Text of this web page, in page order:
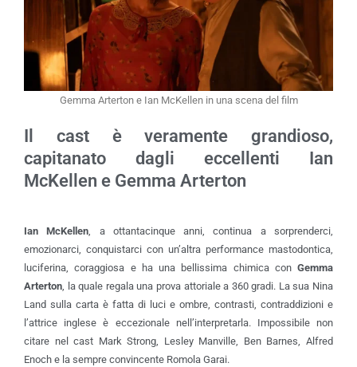
Gemma Arterton e Ian McKellen in una scena del film
Il cast è veramente grandioso,
capitanato dagli eccellenti Ian
McKellen e Gemma Arterton
Ian McKellen, a ottantacinque anni, continua a sorprenderci,
emozionarci, conquistarci con un’altra performance mastodontica,
luciferina, coraggiosa e ha una bellissima chimica con Gemma
Arterton, la quale regala una prova attoriale a 360 gradi. La sua Nina
Land sulla carta è fatta di luci e ombre, contrasti, contraddizioni e
l’attrice inglese è eccezionale nell’interpretarla. Impossibile non
citare nel cast Mark Strong, Lesley Manville, Ben Barnes, Alfred
Enoch e la sempre convincente Romola Garai.